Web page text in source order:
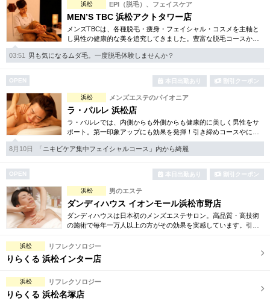
専用駐車場あり 有資格者在籍
日本人スタッフのみ 女性スタッフのみ
スタッフ指名可 Ｗセラピスト
駅から徒歩5分以内
こだわり条件を変更
閉じる
浜松 EPI（脱毛）、フェイスケア
MEN’S TBC 浜松アクトタワー店
メンズTBCは、各種脱毛・痩身・フェイシャル・コスメを主軸と
し男性の健康的な美を追究してきました。豊富な脱毛コースから
フェイシャル、ダイエット等幅広いメニューを取り揃えていま
す。初回割引コースも多彩。
03:51 男も気になるムダ毛。一度脱毛体験しませんか？
OPEN 本日出勤あり 割引クーポン
浜松 メンズエステのパイオニア
ラ・パルレ 浜松店
ラ・パルレでは、内側からも外側からも健康的に美しく男性をサ
ポート。第一印象アップにも効果を発揮！引き締めコースやにき
び内外コース、アロマトリートメント等多彩なメニューをご用
意。まずは体験から是非。
8月10日 「ニキビケア集中フェイシャルコース」内から綺麗
OPEN 本日出勤あり 割引クーポン
浜松 男のエステ
ダンディハウス イオンモール浜松市野店
ダンディハウスは日本初のメンズエステサロン。高品質・高技術
の施術で毎年一万人以上の方がその効果を実感しています。引き
に取り揃えています。
浜松 リフレクソロジー
りらくる 浜松インター店
浜松 リフレクソロジー
りらくる 浜松名塚店